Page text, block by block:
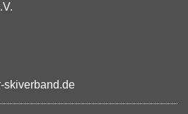
skiverband.de